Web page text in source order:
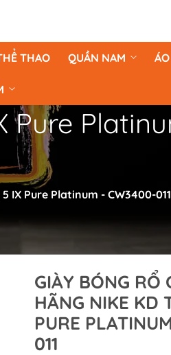
THAO QUẦN NAM
Pure
IX Pure Platinum - CW3400-011
GIÀY BÓNG RỔ
HÃNG NIKE KD
PURE
011